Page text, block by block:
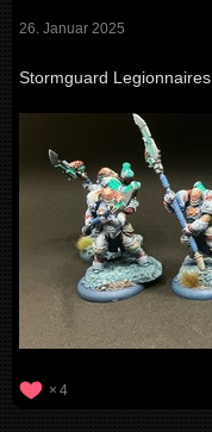
26. Januar 2025
Stormguard Legionnaires
4